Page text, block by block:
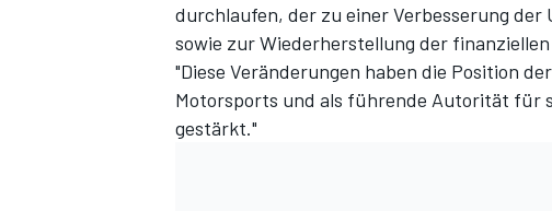
durchlaufen, der zu einer Verbesserung
sowie zur Wiederherstellung der
"Diese Veränderungen haben die Position
Motorsports und als führende Autorität für
gestärkt."